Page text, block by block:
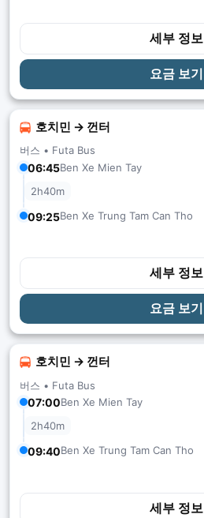
세부 정보
요금 보기
호치민 → 껀터
버스 • Futa Bus
06:45Ben Xe Mien Tay
2h40m
09:25Ben Xe Trung Tam Can Tho
세부 정보
요금 보기
호치민 → 껀터
버스 • Futa Bus
07:00Ben Xe Mien Tay
2h40m
09:40Ben Xe Trung Tam Can Tho
세부 정보